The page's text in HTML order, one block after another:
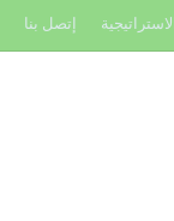
إتصل بنا